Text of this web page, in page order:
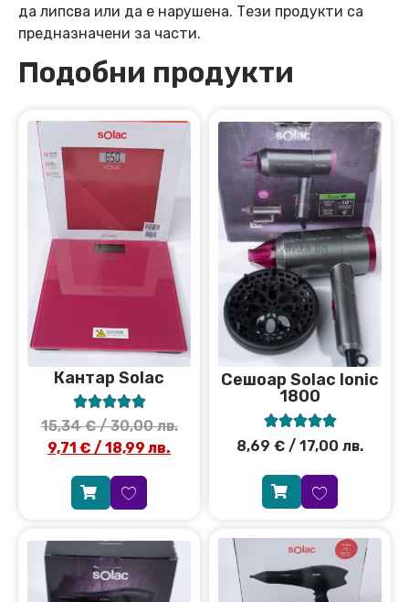
да липсва или да е нарушена. Тези продукти са
предназначени за части.
Подобни продукти
Кантар Solac

15,34€/ 30,00 лв.
9,71 € / 18,99 лв.
Сешоар Solac Ionic
1800

8,69 € / 17,00 лв.